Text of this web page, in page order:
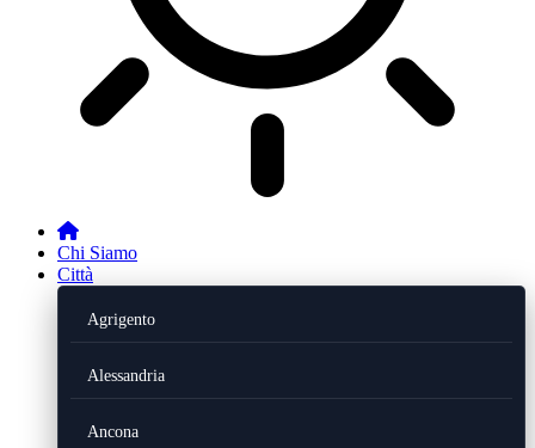
Chi Siamo
Città
Agrigento
Alessandria
Ancona